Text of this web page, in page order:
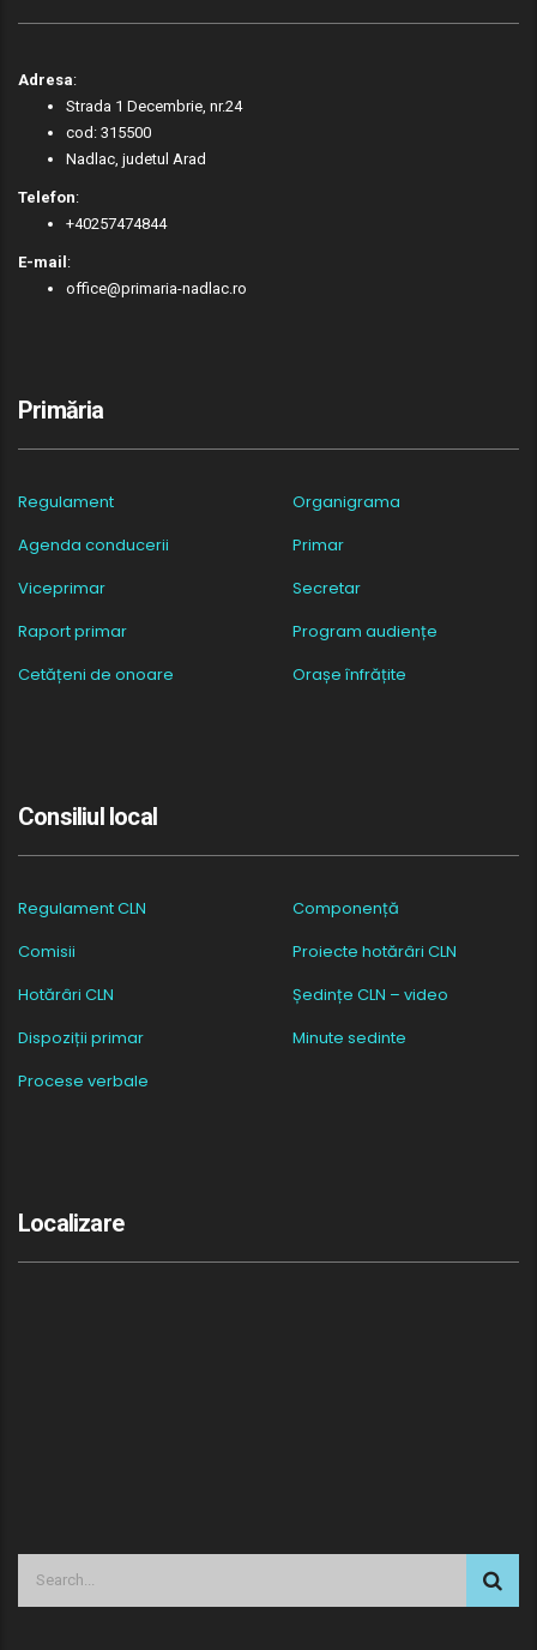
Adresa:
Strada 1 Decembrie, nr.24
cod: 315500
Nadlac, judetul Arad
Telefon:
+40257474844
E-mail:
office@primaria-nadlac.ro
Primăria
Regulament
Organigrama
Agenda conducerii
Primar
Viceprimar
Secretar
Raport primar
Program audiențe
Cetățeni de onoare
Orașe înfrățite
Consiliul local
Regulament CLN
Componență
Comisii
Proiecte hotărâri CLN
Hotărâri CLN
Ședințe CLN – video
Dispoziții primar
Minute sedinte
Procese verbale
Localizare